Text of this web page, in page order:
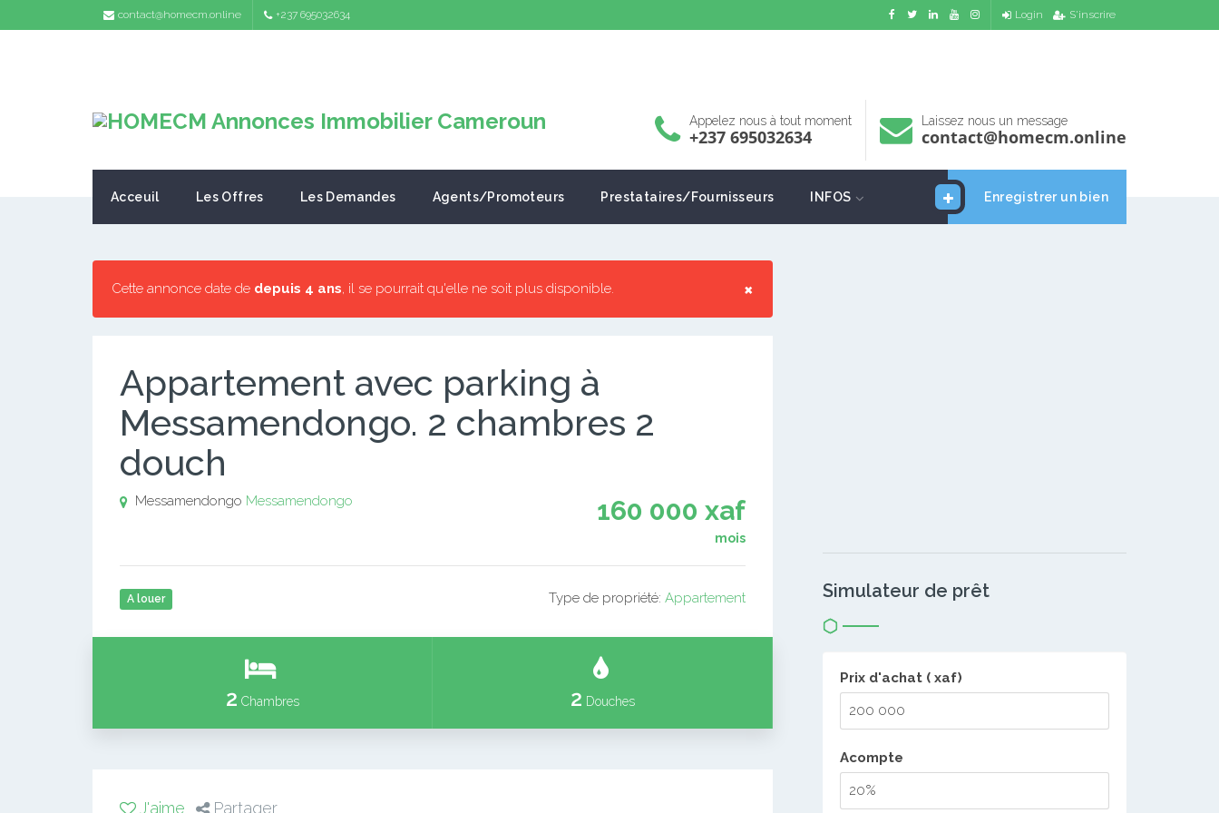
contact@homecm.online +237 695032634 Login S'inscrire
Appelez nous à tout moment
+237 695032634
Laissez nous un message
contact@homecm.online
Enregistrer un bien
Acceuil Les Offres Les Demandes Agents/Promoteurs Prestataires/Fournisseurs INFOS
×
Cette annonce date de depuis 4 ans, il se pourrait qu'elle ne soit plus disponible.
Appartement avec parking à
Messamendongo. 2 chambres 2
douch
160 000 xaf
mois
Messamendongo Messamendongo
A louer Type de propriété: Appartement
2 Chambres 2 Douches
J'aime Partager
Simulateur de prêt
Prix d'achat ( xaf)
Acompte